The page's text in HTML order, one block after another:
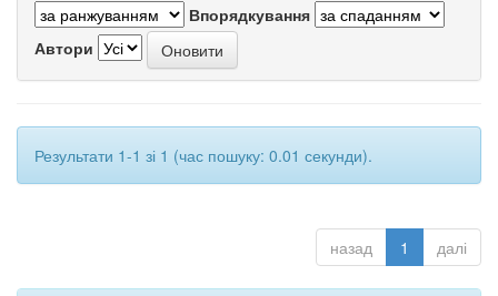
Впорядкування
Автори
Результати 1-1 зі 1 (час пошуку: 0.01 секунди).
назад 1 далі